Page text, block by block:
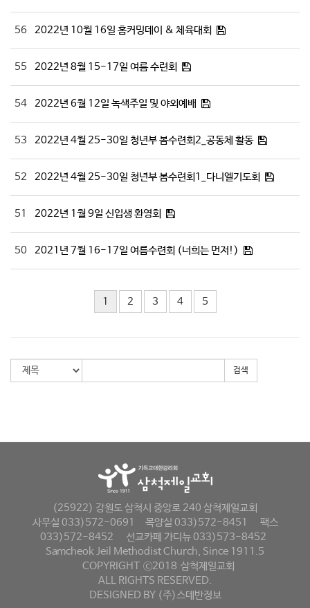
56 2022년 10월 16일 홈커밍데이 & 체육대회
55 2022년 8월 15-17일 여름 수련회
54 2022년 6월 12일 녹색주일 및 야외예배
53 2022년 4월 25-30일 청년부 봄수련회2_공동체 활동
52 2022년 4월 25-30일 청년부 봄수련회1_다니엘기도회
51 2022년 1월 9일 신입생 환영회
50 2021년 7월 16-17일 여름수련회 (너희는 먼저!)
1 2 3 4 5
검색
(25922) 강원도 삼척시 중앙로 240 삼척제일교회
사무실 033)572-0691
목양실 033)572-8451
팩스
033)572-8452
선교카페 가디뉴 033)573-8452
Samcheok Jeil Methodist Church, Since 1911.5
COPYRIGHT ⓒ2018 삼척제일교회
ALL RIGHTS RESERVED.
DESIGNED BY (주)스데반정보